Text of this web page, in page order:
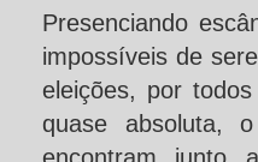
Presenciando
impossíveis de
eleições, por
quase absoluta,